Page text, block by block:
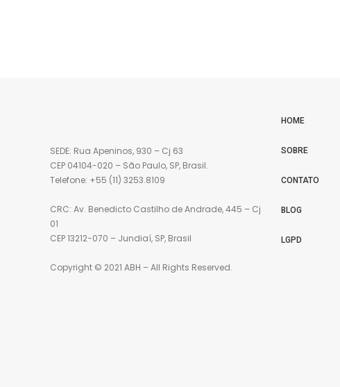
SEDE: Rua Apeninos, 930 – Cj 63
CEP 04104-020 – São Paulo, SP, Brasil.
Telefone: +55 (11) 3253.8109
CRC: Av. Benedicto Castilho de Andrade, 445 – Cj
01
CEP 13212-070 – Jundiaí, SP, Brasil
Copyright © 2021 ABH – All Rights Reserved.
HOME
SOBRE
CONTATO
BLOG
LGPD